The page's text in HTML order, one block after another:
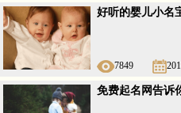
好听的婴儿小名
7849
免费起名网告诉